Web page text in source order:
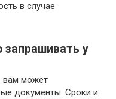
в случае
у
вам может
документы. Сроки и